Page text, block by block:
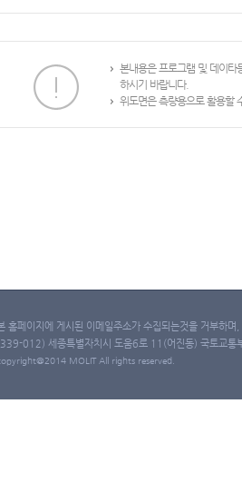
본내용은 프로그램 및 데이타
하시기 바랍니다.
위도면은 측량용으로 활용할
홈페이지에 게시된 이메일주소가 수집되는것을 거부하
012) 세종특별자치시 도움6로 11(어진동) 국토교
MOLIT All rights reserved.